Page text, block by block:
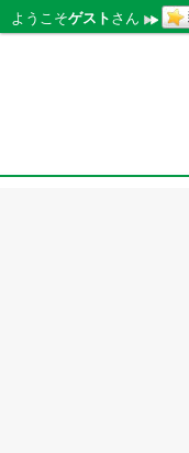
ようこそゲスト さん